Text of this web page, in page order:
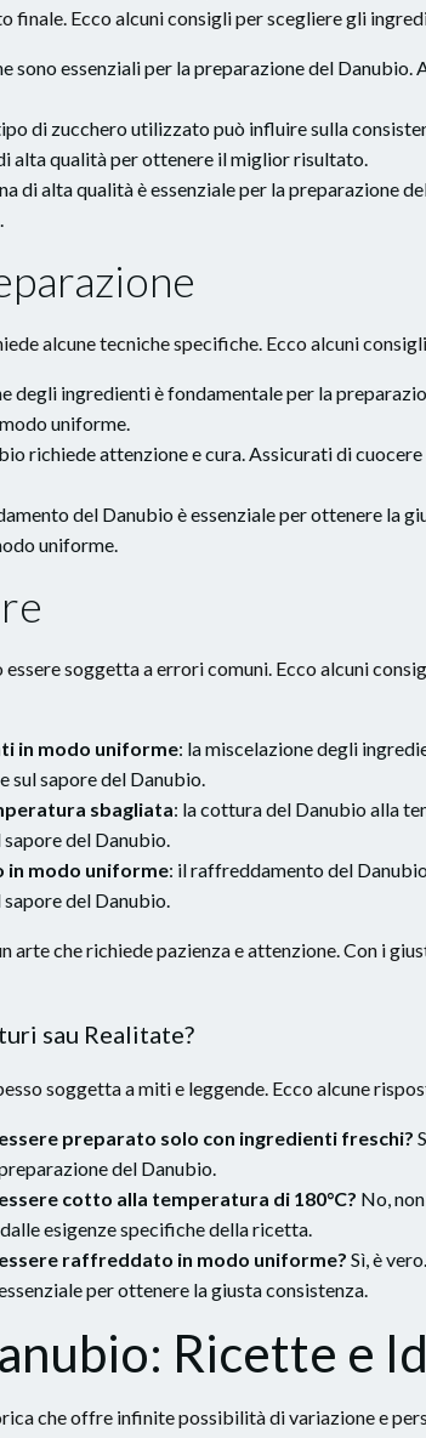
finale. Ecco alcuni consigli per scegliere gli
sono essenziali per la preparazione del Danubio.
di zucchero utilizzato può influire sulla
alta qualità per ottenere il miglior risultato.
di alta qualità è essenziale per la preparazione
alcune tecniche specifiche. Ecco alcuni
degli ingredienti è fondamentale per la
uniforme.
richiede attenzione e cura. Assicurati di
del Danubio è essenziale per ottenere la
uniforme.
soggetta a errori comuni. Ecco alcuni
in modo uniforme: la miscelazione degli
sul sapore del Danubio.
sbagliata: la cottura del Danubio alla
del Danubio.
in modo uniforme: il raffreddamento del
del Danubio.
arte che richiede pazienza e attenzione. Con i
sau Realitate?
soggetta a miti e leggende. Ecco alcune
preparato solo con ingredienti freschi?
del Danubio.
cotto alla temperatura di 180°C? No,
esigenze specifiche della ricetta.
raffreddato in modo uniforme? Sì, è
per ottenere la giusta consistenza.
Ricette e
che offre infinite possibilità di variazione e